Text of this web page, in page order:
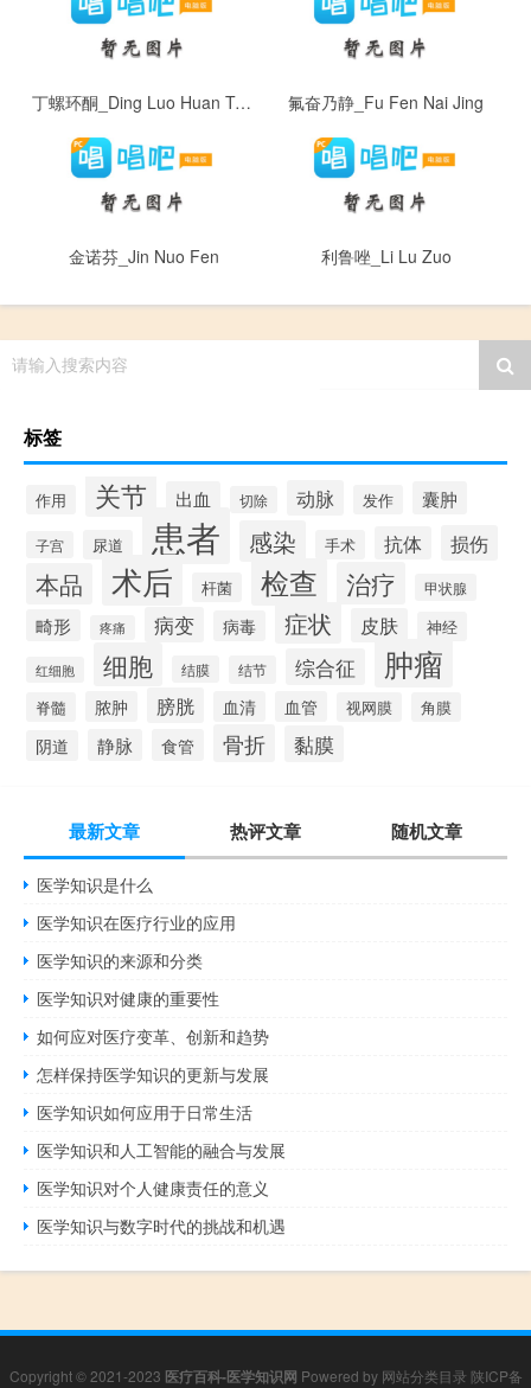
丁螺环酮_Ding Luo Huan Tong 氟奋乃静_Fu Fen Nai Jing
金诺芬_Jin Nuo Fen 利鲁唑_Li Lu Zuo
请输入搜索内容
标签
作用 关节 出血 切除 动脉 发作 囊肿
子宫 尿道 患者 感染 手术 抗体 损伤
本品 术后 杆菌 检查 治疗 甲状腺
畸形 疼痛 病变 病毒 症状 皮肤 神经
红细胞 细胞 结膜 结节 综合征 肿瘤
脊髓 脓肿 膀胱 血清 血管 视网膜 角膜
阴道 静脉 食管 骨折 黏膜
最新文章 热评文章 随机文章
医学知识是什么
医学知识在医疗行业的应用
医学知识的来源和分类
医学知识对健康的重要性
如何应对医疗变革、创新和趋势
怎样保持医学知识的更新与发展
医学知识如何应用于日常生活
医学知识和人工智能的融合与发展
医学知识对个人健康责任的意义
医学知识与数字时代的挑战和机遇
Copyright © 2021-2023 医疗百科-医学知识网 Powered by 网站分类目录 陕ICP备